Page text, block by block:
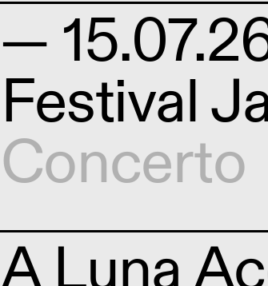
—
Festival
Concerto